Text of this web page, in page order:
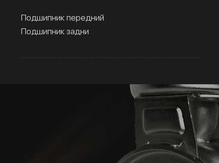
Подшипник передний
Подшипник задни